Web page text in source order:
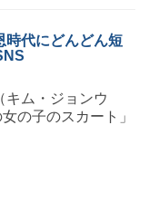
時代にどんどん短
キム・ジョンウ
の子のスカート」